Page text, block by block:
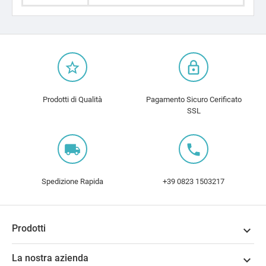
star_border
Prodotti di Qualità
lock_outline
Pagamento Sicuro Cerificato
SSL
local_shipping
Spedizione Rapida
local_phone
+39 0823 1503217
Prodotti 
La nostra azienda 